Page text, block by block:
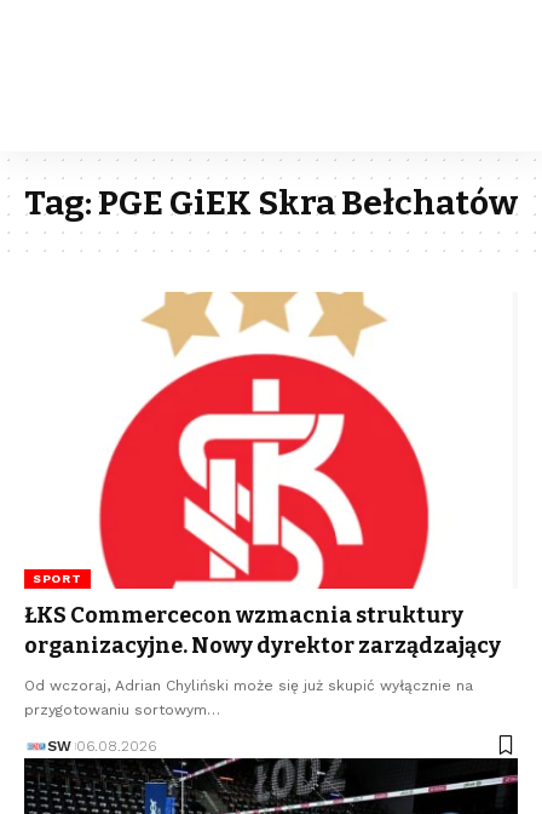
Tag:PGE GiEK Skra Bełchatów
SPORT
ŁKS Commercecon wzmacnia struktury
organizacyjne. Nowy dyrektor zarządzający
Od wczoraj, Adrian Chyliński może się już skupić wyłącznie na
przygotowaniu sortowym…
SW 06.08.2026